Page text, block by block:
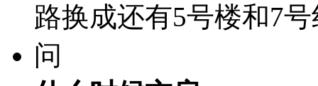
路换成还有5号楼和7
问